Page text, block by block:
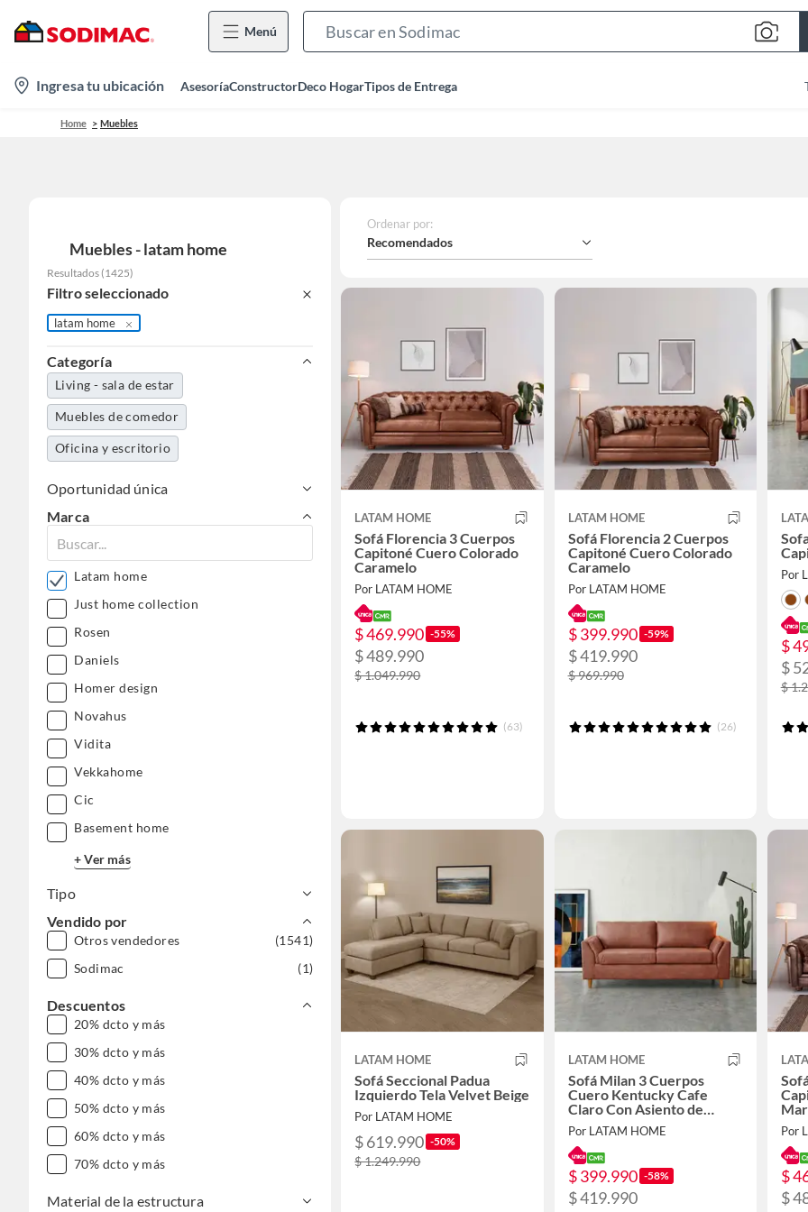
Menú
Bar
location-
icon
Ingresa tu ubicación AsesoríaConstructorDeco HogarTipos de Entrega
Home Muebles
Muebles - latam home
Resultados (1425)
Filtro seleccionado
latam home
Categoría
Living - sala de estar
Muebles de comedor
Oficina y escritorio
Oportunidad única
Marca
Latam home
Just home collection
Rosen
Daniels
Homer design
Novahus
Vidita
Vekkahome
Cic
Basement home
+ Ver más
Tipo
Vendido por
Otros vendedores
(1541)
Sodimac
(1)
Descuentos
20% dcto y más
30% dcto y más
40% dcto y más
50% dcto y más
60% dcto y más
70% dcto y más
Material de la estructura
Ordenar por:
Recomendados
LATAM HOME
Sofá Florencia 3 Cuerpos
Capitoné Cuero Colorado
Caramelo
Por LATAM HOME
$ 469.990 -55%
$ 489.990
$ 1.049.990
(63)
LATAM HOME
Sofá Florencia 2 Cuerpos
Capitoné Cuero Colorado
Caramelo
Por LATAM HOME
$ 399.990 -59%
$ 419.990
$ 969.990
(26)
Por
$
$
$
LATAM HOME
Sofá Seccional Padua
Izquierdo Tela Velvet Beige
Por LATAM HOME
$ 619.990 -50%
$ 1.249.990
LATAM HOME
Sofá Milan 3 Cuerpos
Cuero Kentucky Cafe
Claro Con Asiento de
Resortes Pocket
Por LATAM HOME
$ 399.990 -58%
$ 419.990
Por
$
$